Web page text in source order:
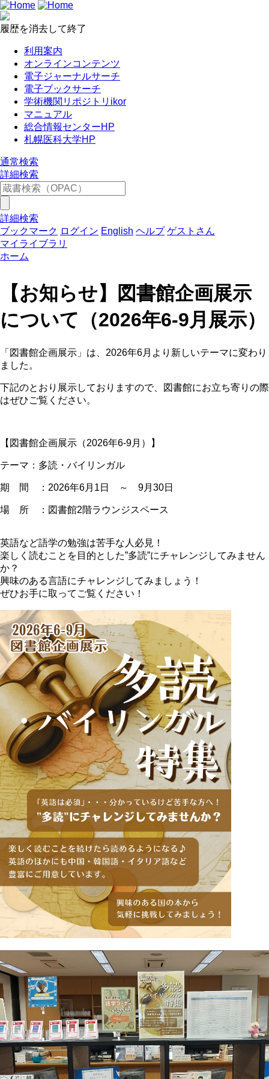
履歴を消去して終了
利用案内
オンラインコンテンツ
電子ジャーナルサーチ
電子ブックサーチ
学術機関リポジトリikor
マニュアル
総合情報センターHP
札幌医科大学HP
通常検索
詳細検索
詳細検索
ブックマーク ログイン English ヘルプ ゲストさん
マイライブラリ
ホーム
【お知らせ】図書館企画展示
について（2026年6-9月展示）
「図書館企画展示」は、2026年6月より新しいテーマに変わり
ました。
下記のとおり展示しておりますので、図書館にお立ち寄りの際
はぜひご覧ください。
【図書館企画展示（2026年6-9月）】
テーマ：多読・バイリンガル
期 間 ：2026年6月1日 ～ 9月30日
場 所 ：図書館2階ラウンジスペース
英語など語学の勉強は苦手な人必見！
楽しく読むことを目的とした”多読”にチャレンジしてみません
か？
興味のある言語にチャレンジしてみましょう！
ぜひお手に取ってご覧ください！